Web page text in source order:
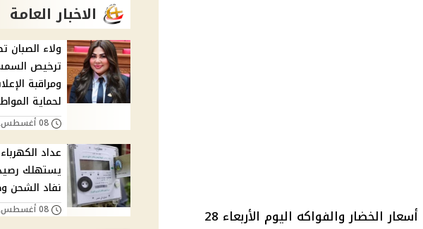
يهتم الكثير من المواطنين بمعرفة أسعار الخضار والفواكه اليوم الأربعاء 28
الاخبار العامة
ولاء الصبان
ترخيص
ومراقبة
لحماية
08 أغسطس, 2026 08:00 ص
عداد
يستهلك
نفاد الشحن
08 أغسطس, 2026 07:00 ص